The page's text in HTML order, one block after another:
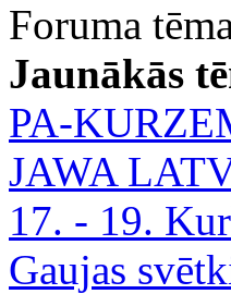
Foruma
Jaunākās
PA-
JAWA
17. - 19.
Gaujas